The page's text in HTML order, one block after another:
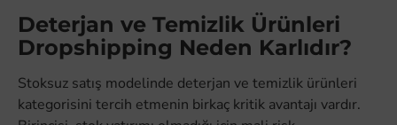
Deterjan ve Temizlik Ürünleri
Dropshipping Neden Karlıdır?
Stoksuz satış modelinde deterjan ve temizlik ürünleri
kategorisini tercih etmenin birkaç kritik avantajı vardır.